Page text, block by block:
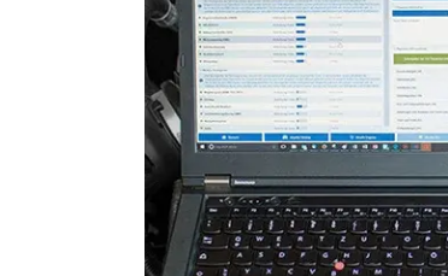
Einparkhilfe
Einparkhilfe
Elektronische
Elektronisches
Feststellbremse
Gateway